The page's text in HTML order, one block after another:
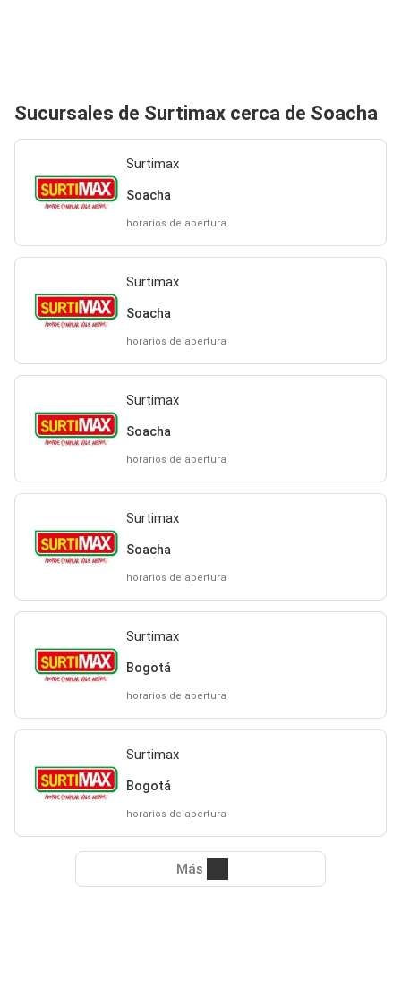
Sucursales de Surtimax cerca de Soacha
Surtimax
Soacha
horarios de apertura
Surtimax
Soacha
horarios de apertura
Surtimax
Soacha
horarios de apertura
Surtimax
Soacha
horarios de apertura
Surtimax
Bogotá
horarios de apertura
Surtimax
Bogotá
horarios de apertura
Más